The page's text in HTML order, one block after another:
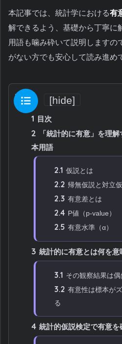
本記事では、統計学における有
解できるよう、基礎から丁寧に
用語も噛み砕いて説明しますの
がない方でも安心して読み進め
目次 [hide]
1 目次
2
「統計的に有意」を理
本用語
2.1 仮説とは
2.2 帰無仮説と対立
2.3 有意差とは
2.4 P値（p-value）
2.5 有意水準（α）
3 統計的に有意とは何を意
3.1 その観察結果は
3.2 有意性は標本が
る
4 統計的仮説検定で有意を